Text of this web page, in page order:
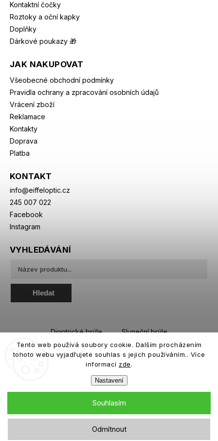
Tento web používá soubory cookie. Dalším procházením
tohoto webu vyjadřujete souhlas s jejich používáním.. Více
informací zde.
Nastavení
Odmítnout
Souhlasím
Kontaktní čočky
Roztoky a oční kapky
Doplňky
Dárkové poukazy 🎁
JAK NAKUPOVAT
Všeobecné obchodní podmínky
Pravidla ochrany a zpracování osobních údajů
Vrácení zboží
Reklamace
Kontakty
Doprava
Platba
KONTAKT
info@eiffeloptic.cz
245 007 022
Facebook
Instagram
VYHLEDÁVÁNÍ
Hledat
Dioptrické brýle
Sluneční brýle
Sportovní brýle
Kontaktní čočky
Roztoky a oční kapky
Copyright 2026eiffeloptic.cz. Všechna práva vyhrazena.